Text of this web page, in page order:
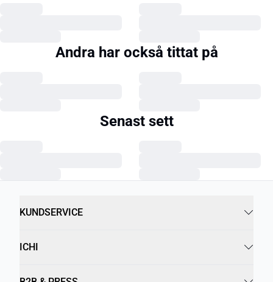
Andra har också tittat på
Senast sett
KUNDSERVICE
ICHI